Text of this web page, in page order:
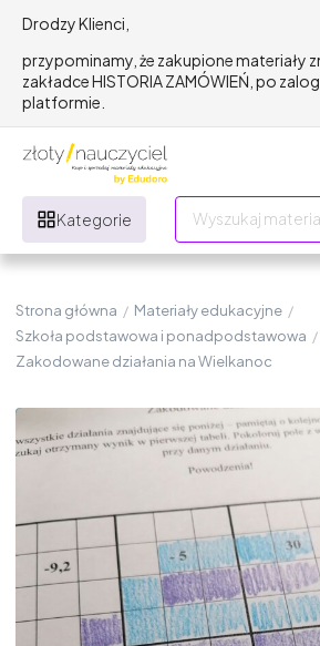
Drodzy Klienci,
przypominamy, że zakupione materiały
zakładce HISTORIA ZAMÓWIEŃ, po
platformie.
Kategorie
Strona główna / Materiały edukacyjne /
Szkoła podstawowa i ponadpodstawowa /
Zakodowane działania na Wielkanoc